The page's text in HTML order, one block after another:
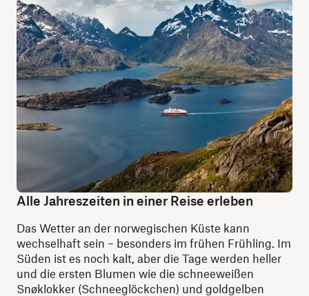
Alle Jahreszeiten in einer Reise erleben
Das Wetter an der norwegischen Küste kann
wechselhaft sein – besonders im frühen Frühling. Im
Süden ist es noch kalt, aber die Tage werden heller
und die ersten Blumen wie die schneeweißen
Snøklokker (Schneeglöckchen) und goldgelben